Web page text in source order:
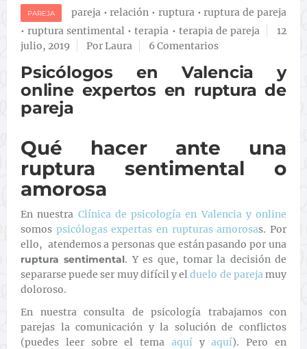
PAREJA pareja•relación • ruptura•ruptura de pareja
•ruptura sentimental •terapia • terapia de pareja
12
julio, 2019
Por Laura 6 Comentarios
Psicólogos en Valencia y
online expertos en ruptura de
pareja
Qué hacer ante una
ruptura sentimental o
amorosa
En nuestra Clínica de psicología en Valencia y online
somos psicólogas expertas en rupturas amorosas. Por
ello, atendemos a personas que están pasando por una
ruptura sentimental. Y es que, tomar la decisión de
separarse puede ser muy difícil y elduelo de parejamuy
doloroso.
En nuestra consulta de psicología trabajamos con
parejas la comunicación y la solución de conflictos
(puedes leer sobre el tema aquíyaquí). Pero en